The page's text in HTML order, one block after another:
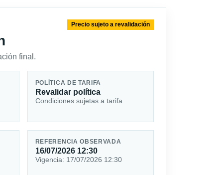
final.
Precio sujeto a revalidación
POLÍTICA DE TARIFA
Revalidar política
Condiciones sujetas a tarifa
REFERENCIA OBSERVADA
16/07/2026 12:30
Vigencia: 17/07/2026 12:30